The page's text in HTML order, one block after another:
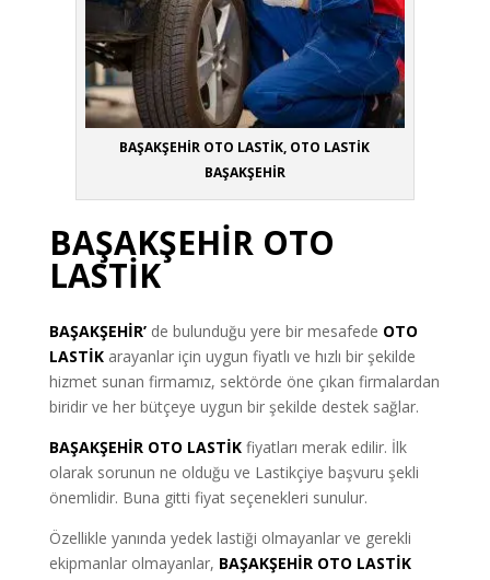
BAŞAKŞEHİR OTO LASTİK, OTO LASTİK
BAŞAKŞEHİR
BAŞAKŞEHİR OTO
LASTİK
BAŞAKŞEHİR’ de bulunduğu yere bir mesafede OTO
LASTİK arayanlar için uygun fiyatlı ve hızlı bir şekilde
hizmet sunan firmamız, sektörde öne çıkan firmalardan
biridir ve her bütçeye uygun bir şekilde destek sağlar.
BAŞAKŞEHİR OTO LASTİK fiyatları merak edilir. İlk
olarak sorunun ne olduğu ve Lastikçiye başvuru şekli
önemlidir. Buna gitti fiyat seçenekleri sunulur.
Özellikle yanında yedek lastiği olmayanlar ve gerekli
ekipmanlar olmayanlar, BAŞAKŞEHİR OTO LASTİK